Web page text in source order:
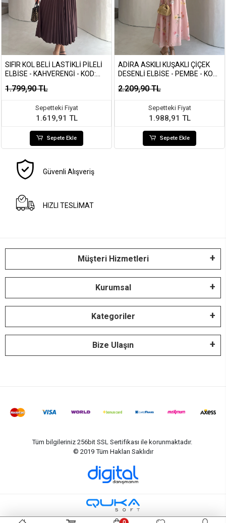
SIFIR KOL BELI LASTIKLI PILELI
ELBISE - KAHVERENGI - KOD:
1.799,90 TL
Sepetteki Fiyat
1.619,91 TL
Sepete Ekle
ADIRA ASKILI KUŞAKLI ÇIÇEK
DESENLI ELBISE - PEMBE - KOD:
2.209,90 TL
Sepetteki Fiyat
1.988,91 TL
Sepete Ekle
Güvenli Alışveriş
HIZLI TESLİMAT
Müşteri Hizmetleri
Kurumsal
Kategoriler
Bize Ulaşın
Tüm bilgileriniz 256bit SSL Sertifikası ile korunmaktadır.
© 2019 Tüm Hakları Saklıdır